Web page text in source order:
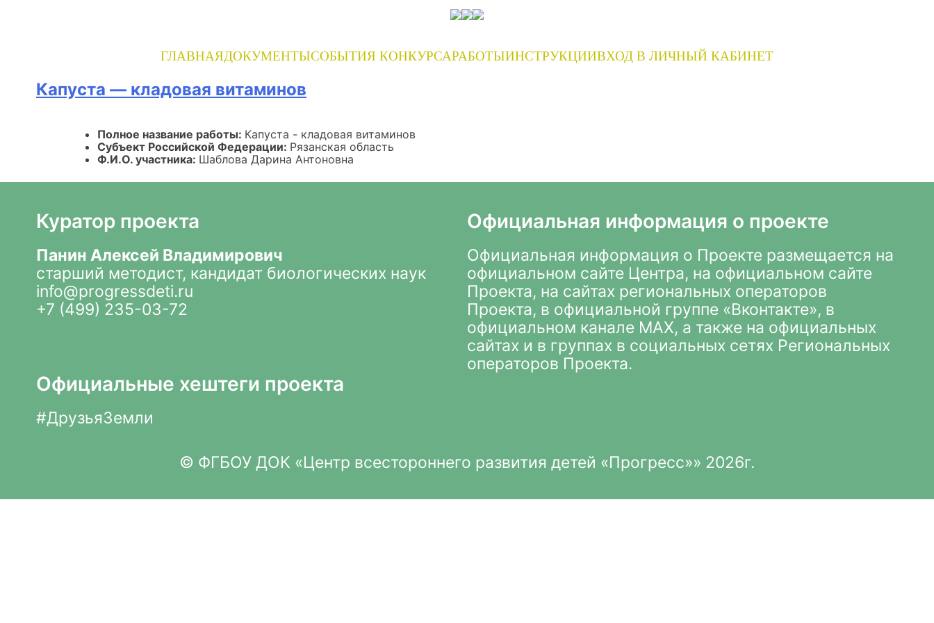
ГЛАВНАЯДОКУМЕНТЫСОБЫТИЯ КОНКУРСАРАБОТЫИНСТРУКЦИИВХОД В ЛИЧНЫЙ КАБИНЕТ
Капуста — кладовая витаминов
Полное название работы: Капуста - кладовая витаминов
Субъект Российской Федерации: Рязанская область
Ф.И.О. участника: Шаблова Дарина Антоновна
Куратор проекта Официальная информация о проекте
Панин Алексей Владимирович
старший методист, кандидат биологических наук
info@progressdeti.ru
+7 (499) 235-03-72
Официальная информация о Проекте размещается на
официальном сайте Центра, на официальном сайте
Проекта, на сайтах региональных операторов
Проекта, в официальной группе «Вконтакте», в
официальном канале MAX, а также на официальных
сайтах и в группах в социальных сетях Региональных
операторов Проекта.
Официальные хештеги проекта
#ДрузьяЗемли
© ФГБОУ ДОК «Центр всестороннего развития детей «Прогресс»» 2026г.